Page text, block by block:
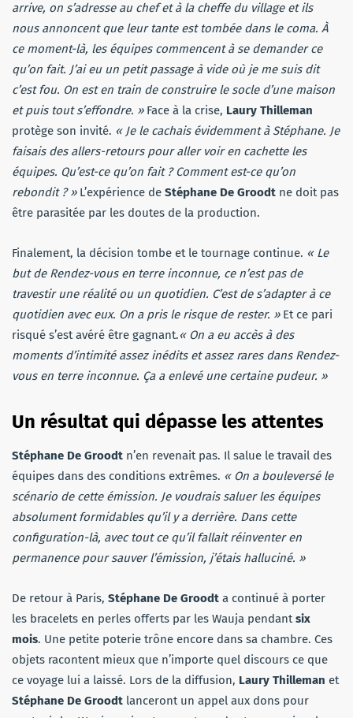
arrive, on s’adresse au chef et à la cheffe du village et ils
nous annoncent que leur tante est tombée dans le coma. À
ce moment-là, les équipes commencent à se demander ce
qu’on fait. J’ai eu un petit passage à vide où je me suis dit
c’est fou. On est en train de construire le socle d’une maison
et puis tout s’effondre. »Face à la crise, Laury Thilleman
protège son invité. « Je le cachais évidemment à Stéphane. Je
faisais des allers-retours pour aller voir en cachette les
équipes. Qu’est-ce qu’on fait ? Comment est-ce qu’on
rebondit ? »L’expérience de Stéphane De Groodt ne doit pas
être parasitée par les doutes de la production.
Finalement, la décision tombe et le tournage continue. « Le
but de Rendez-vous en terre inconnue, ce n’est pas de
travestir une réalité ou un quotidien. C’est de s’adapter à ce
quotidien avec eux. On a pris le risque de rester. »Et ce pari
risqué s’est avéré être gagnant.« On a eu accès à des
moments d’intimité assez inédits et assez rares dans Rendez-
vous en terre inconnue. Ça a enlevé une certaine pudeur. »
Un résultat qui dépasse les attentes
Stéphane De Groodt n’en revenait pas. Il salue le travail des
équipes dans des conditions extrêmes. « On a bouleversé le
scénario de cette émission. Je voudrais saluer les équipes
absolument formidables qu’il y a derrière. Dans cette
configuration-là, avec tout ce qu’il fallait réinventer en
permanence pour sauver l’émission, j’étais halluciné. »
De retour à Paris, Stéphane De Groodt a continué à porter
les bracelets en perles offerts par les Wauja pendantsix
mois. Une petite poterie trône encore dans sa chambre. Ces
objets racontent mieux que n’importe quel discours ce que
ce voyage lui a laissé. Lors de la diffusion, Laury Thilleman et
Stéphane De Groodt lanceront un appel aux dons pour